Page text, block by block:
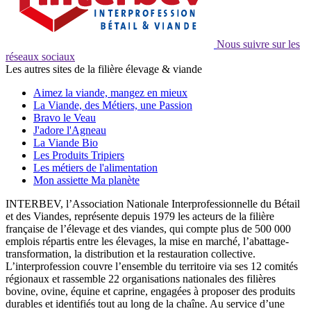
Nous suivre sur les
réseaux sociaux
Les autres sites de la filière élevage & viande
Aimez la viande, mangez en mieux
La Viande, des Métiers, une Passion
Bravo le Veau
J'adore l'Agneau
La Viande Bio
Les Produits Tripiers
Les métiers de l'alimentation
Mon assiette Ma planète
INTERBEV, l’Association Nationale Interprofessionnelle du Bétail
et des Viandes, représente depuis 1979 les acteurs de la filière
française de l’élevage et des viandes, qui compte plus de 500 000
emplois répartis entre les élevages, la mise en marché, l’abattage-
transformation, la distribution et la restauration collective.
L’interprofession couvre l’ensemble du territoire via ses 12 comités
régionaux et rassemble 22 organisations nationales des filières
bovine, ovine, équine et caprine, engagées à proposer des produits
durables et identifiés tout au long de la chaîne. Au service d’une